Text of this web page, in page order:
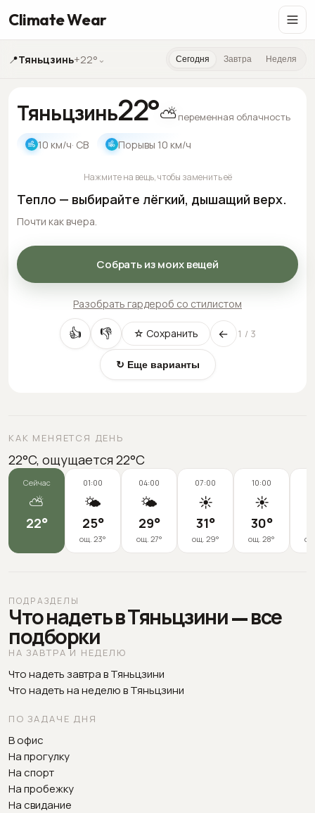
Climate Wear
📍Тяньцзинь+22° ⌄ Сегодня Завтра Неделя
Тяньцзинь22°⛅переменная облачность
10 км/ч· СВ Порывы 10 км/ч
Тепло — выбирайте лёгкий, дышащий верх.
Почти как вчера.
Собрать из моих вещей
Разобрать гардероб со стилистом
Нажмите на вещь, чтобы заменить её
👍 👎 ☆ Сохранить ← 1 / 3
↻ Еще варианты
КАК МЕНЯЕТСЯ ДЕНЬ
22°C, ощущается 22°C
Сейчас
⛅
22°
01:00
🌤️
25°
ощ. 23°
04:00
🌤️
29°
ощ. 27°
07:00
☀️
31°
ощ. 29°
10:00
☀️
30°
ощ. 28°
ПОДРАЗДЕЛЫ
Что надеть в Тяньцзини — все
подборки
НА ЗАВТРА И НЕДЕЛЮ
Что надеть завтра в Тяньцзини
Что надеть на неделю в Тяньцзини
ПО ЗАДАЧЕ ДНЯ
В офис
На прогулку
На спорт
На пробежку
На свидание